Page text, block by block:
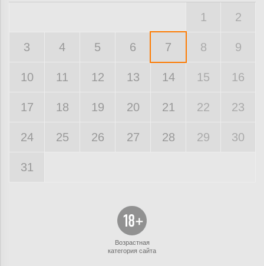
1 2
3 4 5 6 7 8 9
10 11 12 13 14 15 16
17 18 19 20 21 22 23
24 25 26 27 28 29 30
31
Возрастная
категория сайта